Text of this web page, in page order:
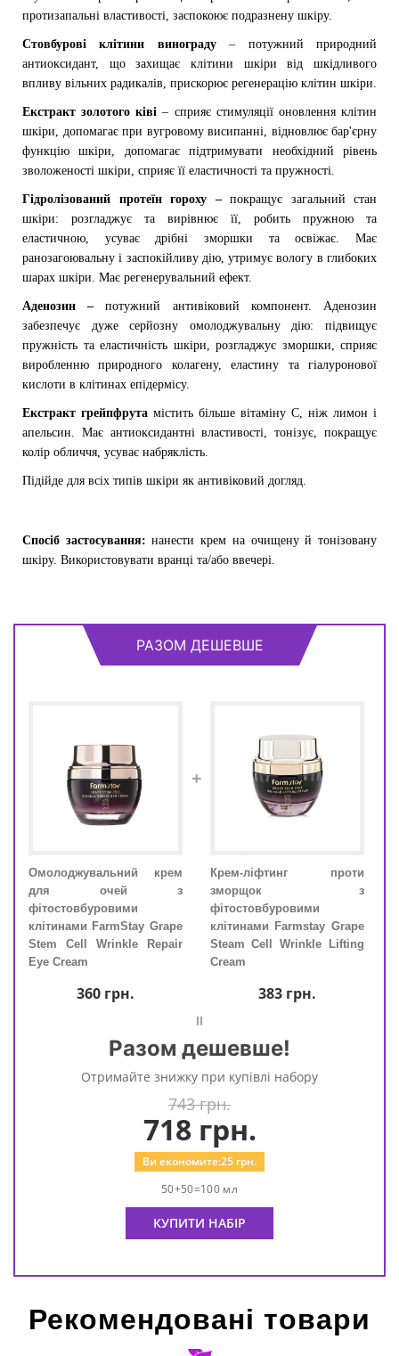
протизапальні властивості, заспокоює подразнену шкіру.
Стовбурові клітини винограду–
потужний природний
антиоксидант, що захищає клітини шкіри від шкідливого
впливу вільних радикалів, прискорює регенерацію клітин шкіри.
Екстракт золотого ківі– сприяє стимуляції оновлення клітин
шкіри, допомагає при вугровому висипанні, відновлює бар'єрну
функцію шкіри, допомагає підтримувати необхідний рівень
зволоженості шкіри, сприяє її еластичності та пружності.
Гідролізований протеїн гороху – покращує загальний стан
шкіри: розгладжує та вирівнює її, робить пружною та
еластичною, усуває дрібні зморшки та освіжає. Має
ранозагоювальну і заспокійливу дію, утримує вологу в глибоких
шарах шкіри. Має регенерувальний ефект.
Аденозин –потужний антивіковий компонент. Аденозин
забезпечує дуже серйозну омолоджувальну дію: підвищує
пружність та еластичність шкіри, розгладжує зморшки, сприяє
виробленню природного колагену, еластину та гіалуронової
кислоти в клітинах епідермісу.
Екстракт грейпфрута містить більше вітаміну С, ніж лимон і
апельсин. Має антиоксидантні властивості, тонізує, покращує
колір обличчя, усуває набряклість.
Підійде для всіх типів шкіри як антивіковий догляд.
Спосіб застосування: нанести крем на очищену й тонізовану
шкіру. Використовувати вранці та/або ввечері.
РАЗОМ ДЕШЕВШЕ
Омолоджувальний крем
для очей з
фітостовбуровими
клітинами FarmStay Grape
Stem Cell Wrinkle Repair
Eye Cream
360грн.
+
Крем-ліфтинг проти
зморщок з
фітостовбуровими
клітинами Farmstay Grape
Steam Cell Wrinkle Lifting
Cream
383грн.
=
Разом дешевше!
Отримайте знижку при купівлі набору
743 грн.
718 грн.
Ви економите:25 грн.
50+50=100 мл
КУПИТИ НАБІР
Рекомендовані товари